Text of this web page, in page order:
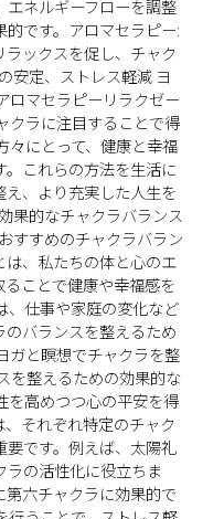
ネルギーフローを調整
です。アロマセラピー:
ックスを促し、チャク
安定、ストレス軽減 ヨ
ロマセラピーリラクゼー
クラに注目することで得
々にとって、健康と幸福
これらの方法を生活に
、より充実した人生を
果的なチャクラバランス
すすめのチャクラバラン
は、私たちの体と心のエ
ことで健康や幸福感を
、仕事や家庭の変化など
バランスを整えるため
ガと瞑想でチャクラを整
を整えるための効果的な
を高めつつ心の平安を得
それぞれ特定のチャク
です。例えば、太陽礼
の活性化に役立ちま
六チャクラに効果的で